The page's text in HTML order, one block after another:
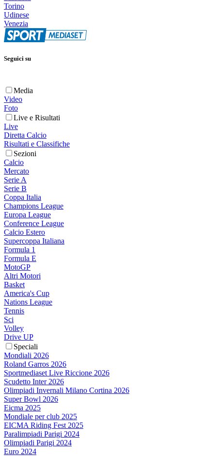
Torino
Udinese
Venezia
Seguici su
Media
Video
Foto
Live e Risultati
Live
Diretta Calcio
Risultati e Classifiche
Sezioni
Calcio
Mercato
Serie A
Serie B
Coppa Italia
Champions League
Europa League
Conference League
Calcio Estero
Supercoppa Italiana
Formula 1
Formula E
MotoGP
Altri Motori
Basket
America's Cup
Nations League
Tennis
Sci
Volley
Drive UP
Speciali
Mondiali 2026
Roland Garros 2026
Sportmediaset Live Riccione 2026
Scudetto Inter 2026
Olimpiadi Invernali Milano Cortina 2026
Super Bowl 2026
Eicma 2025
Mondiale per club 2025
EICMA Riding Fest 2025
Paralimpiadi Parigi 2024
Olimpiadi Parigi 2024
Euro 2024